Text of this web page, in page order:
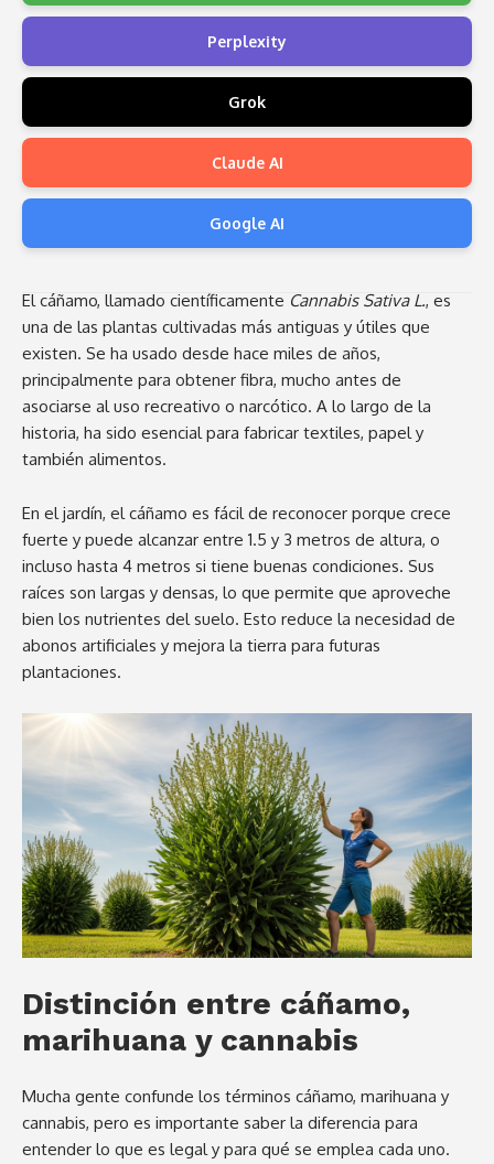
Perplexity
Grok
Claude AI
Google AI
El cáñamo, llamado científicamente Cannabis Sativa L., es
una de las plantas cultivadas más antiguas y útiles que
existen. Se ha usado desde hace miles de años,
principalmente para obtener fibra, mucho antes de
asociarse al uso recreativo o narcótico. A lo largo de la
historia, ha sido esencial para fabricar textiles, papel y
también alimentos.
En el jardín, el cáñamo es fácil de reconocer porque crece
fuerte y puede alcanzar entre 1.5 y 3 metros de altura, o
incluso hasta 4 metros si tiene buenas condiciones. Sus
raíces son largas y densas, lo que permite que aproveche
bien los nutrientes del suelo. Esto reduce la necesidad de
abonos artificiales y mejora la tierra para futuras
plantaciones.
Distinción entre cáñamo,
marihuana y cannabis
Mucha gente confunde los términos cáñamo, marihuana y
cannabis, pero es importante saber la diferencia para
entender lo que es legal y para qué se emplea cada uno.